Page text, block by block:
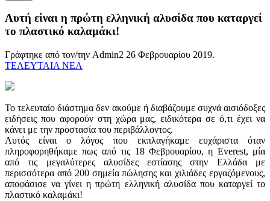
Αυτή είναι η πρώτη ελληνική αλυσίδα που καταργεί
το πλαστικό καλαμάκι!
Γράφτηκε από τον/την Admin2 26 Φεβρουαρίου 2019.
ΤΕΛΕΥΤΑΙΑ ΝΕΑ
Το τελευταίο διάστημα δεν ακούμε ή διαβάζουμε συχνά αισιόδοξες
ειδήσεις που αφορούν στη χώρα μας, ειδικότερα σε ό,τι έχει να
κάνει με την προστασία του περιβάλλοντος.
Αυτός είναι ο λόγος που εκπλαγήκαμε ευχάριστα όταν
πληροφορηθήκαμε πως από τις 18 Φεβρουαρίου, η Everest, μία
από τις μεγαλύτερες αλυσίδες εστίασης στην Ελλάδα με
περισσότερα από 200 σημεία πώλησης και χιλιάδες εργαζόμενους,
αποφάσισε να γίνει η πρώτη ελληνική αλυσίδα που καταργεί το
πλαστικό καλαμάκι!